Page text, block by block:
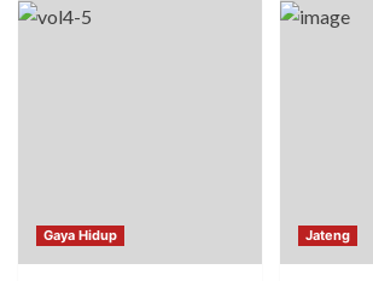
Gaya Hidup Jateng